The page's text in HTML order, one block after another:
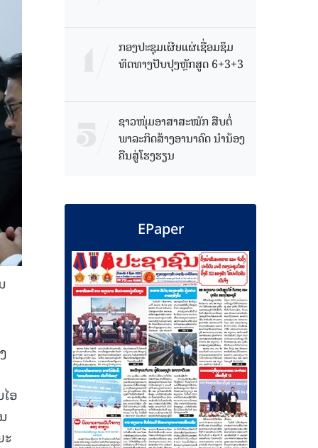
ອ
ກອງປະຊຸມເຜີຍແຜ່ເຊື່ອມຊຶມ
ທິດທາງປັບປຸງຫຼັກສູດ 6+3+3
ຊາວໜຸ່ມອາສາສະໝັກ ສືບຕໍ່
ພາລະກິດສ້າງອານາຄົດ ນໍານ້ອງ
ຄືນສູ່ໂຮງຮຽນ
EPaper